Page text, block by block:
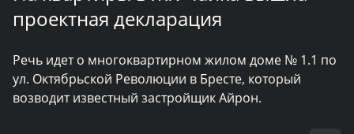
проектная декларация
Речь идет о многоквартирном жилом доме № 1.1 по
ул. Октябрьской Революции в Бресте, который
возводит известный застройщик Айрон.